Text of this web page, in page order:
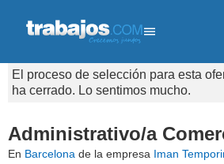
El proceso de selección para esta
ha cerrado. Lo sentimos mucho.
Administrativo/a
En Barcelona de la empresa Iman